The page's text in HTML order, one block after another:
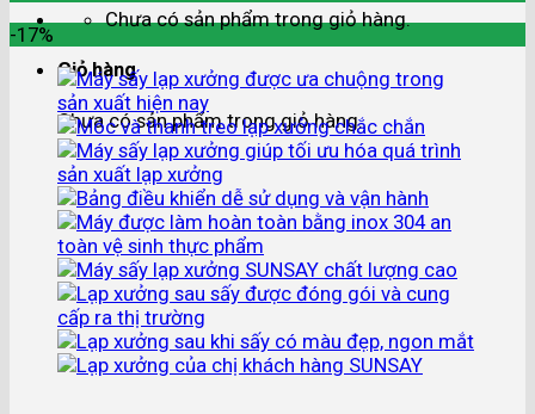
Chưa có sản phẩm trong giỏ hàng.
Giỏ hàng
Chưa có sản phẩm trong giỏ hàng.
-17%